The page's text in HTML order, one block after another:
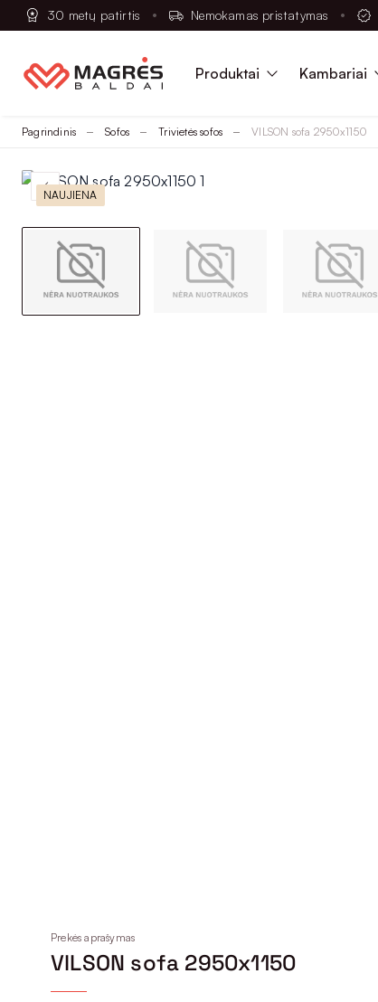
30 metų patirtis Nemokamas pristatymas
Produktai Kambariai
Pagrindinis Sofos Trivietės sofos VILSON sofa 2950x1150
NAUJIENA
Prekės aprašymas
VILSON sofa 2950x1150